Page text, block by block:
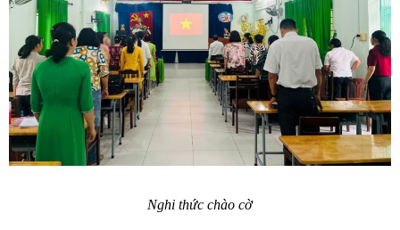
Nghi thức chào cờ